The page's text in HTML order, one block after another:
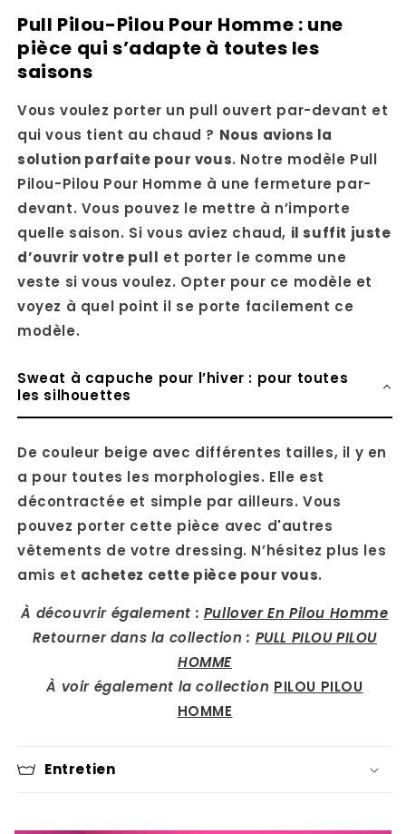
Pull Pilou-Pilou Pour Homme : une
pièce qui s’adapte à toutes les
saisons
Vous voulez porter un pull ouvert par-devant et
qui vous tient au chaud ? Nous avions la
solution parfaite pour vous. Notre modèle Pull
Pilou-Pilou Pour Homme à une fermeture par-
devant. Vous pouvez le mettre à n’importe
quelle saison. Si vous aviez chaud, il suffit juste
d’ouvrir votre pull et porter le comme une
veste si vous voulez. Opter pour ce modèle et
voyez à quel point il se porte facilement ce
modèle.
Sweat à capuche pour l’hiver : pour toutes
les silhouettes
De couleur beige avec différentes tailles, il y en
a pour toutes les morphologies. Elle est
décontractée et simple par ailleurs. Vous
pouvez porter cette pièce avec d'autres
vêtements de votre dressing. N’hésitez plus les
amis et achetez cette pièce pour vous.
À découvrir également : Pullover En Pilou Homme
Retourner dans la collection : PULL PILOU PILOU
HOMME
À voir également la collection PILOU PILOU
HOMME
Entretien